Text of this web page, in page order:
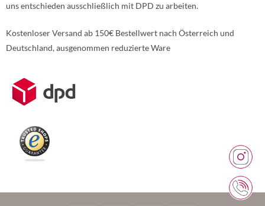
uns entschieden ausschließlich mit DPD zu arbeiten.
Kostenloser Versand ab 150€ Bestellwert nach Österreich und
Deutschland, ausgenommen reduzierte Ware
Weitere Informationen über den gesperrten Inhalt.